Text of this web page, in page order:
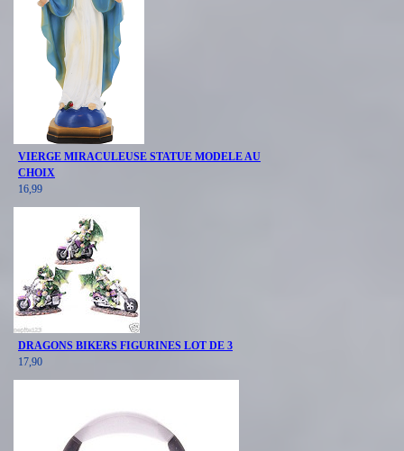
VIERGE MIRACULEUSE STATUE MODELE AU
CHOIX
16,99
DRAGONS BIKERS FIGURINES LOT DE 3
17,90